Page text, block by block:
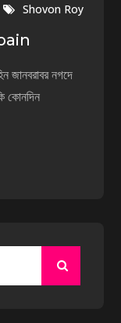
Shovon Roy
জানবরাবর নগদে
কোনদিন